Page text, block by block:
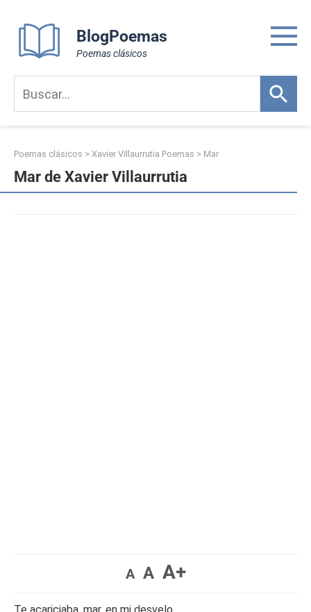
content
BlogPoemas
Poemas clásicos
Poemas clásicos > Xavier Villaurrutia Poemas > Mar
Mar de Xavier Villaurrutia
A A A+